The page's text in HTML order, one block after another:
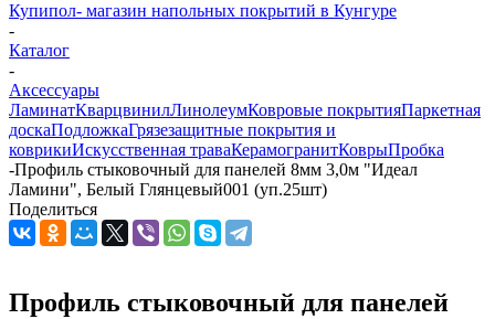
Купипол- магазин напольных покрытий в Кунгуре
-
Каталог
-
Аксессуары
ЛаминатКварцвинилЛинолеумКовровые покрытияПаркетная
доскаПодложкаГрязезащитные покрытия и
коврикиИскусственная траваКерамогранитКоврыПробка
-Профиль стыковочный для панелей 8мм 3,0м "Идеал
Ламини", Белый Глянцевый001 (уп.25шт)
Поделиться
Профиль стыковочный для панелей